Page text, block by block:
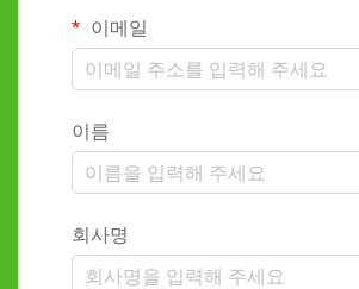
이메일
이름
회사명